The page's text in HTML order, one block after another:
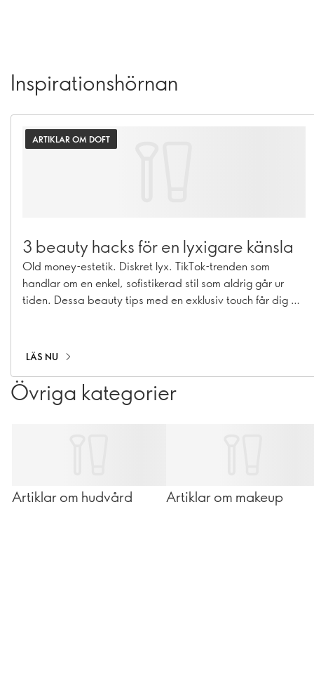
Inspirationshörnan
ARTIKLAR OM DOFT
3 beauty hacks för en lyxigare känsla
Old money-estetik. Diskret lyx. TikTok-trenden som
handlar om en enkel, sofistikerad stil som aldrig går ur
tiden. Dessa beauty tips med en exklusiv touch får dig att
LÄS NU
Övriga kategorier
Artiklar om hudvård Artiklar om makeup